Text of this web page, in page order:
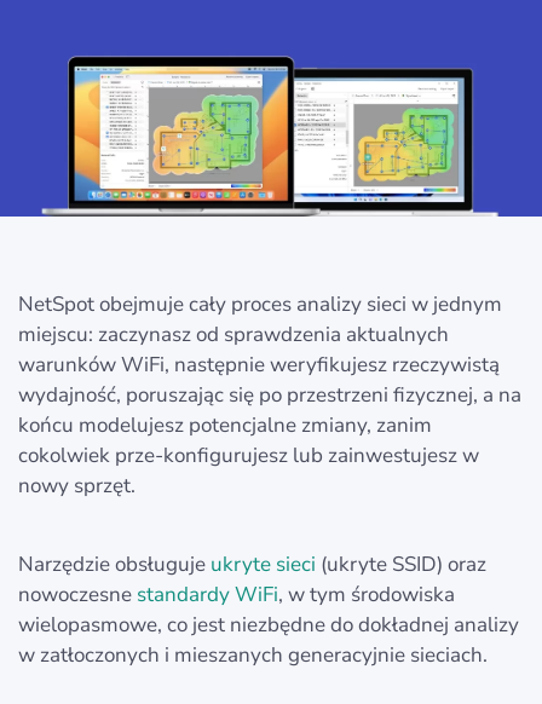
NetSpot obejmuje cały proces analizy sieci w jednym
miejscu: zaczynasz od sprawdzenia aktualnych
warunków WiFi, następnie weryfikujesz rzeczywistą
wydajność, poruszając się po przestrzeni fizycznej, a na
końcu modelujesz potencjalne zmiany, zanim
cokolwiek prze-konfigurujesz lub zainwestujesz w
nowy sprzęt.
Narzędzie obsługuje ukryte sieci (ukryte SSID) oraz
nowoczesne standardy WiFi, w tym środowiska
wielopasmowe, co jest niezbędne do dokładnej analizy
w zatłoczonych i mieszanych generacyjnie sieciach.